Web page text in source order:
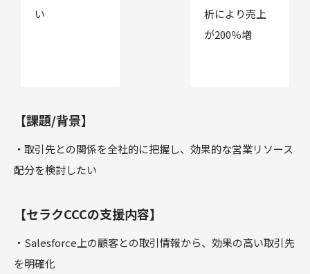
い
析により売上
が200％増
【課題/背景】
・取引先との関係を全社的に把握し、効果的な営業リソース
配分を検討したい
【セラクCCCの支援内容】
・Salesforce上の顧客との取引情報から、効果の高い取引先
を明確化